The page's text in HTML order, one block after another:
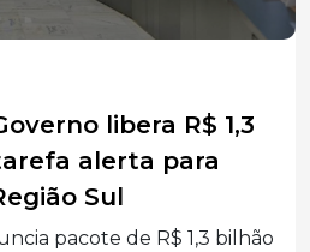
libera R$ 1,3
alerta para
Sul
pacote de R$ 1,3 bilhão